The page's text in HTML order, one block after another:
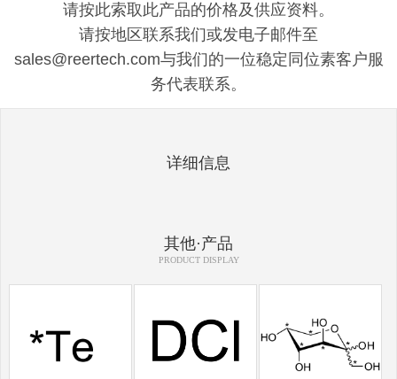
请按此索取此产品的价格及供应资料。
请按地区联系我们或发电子邮件至
sales@reertech.com与我们的一位稳定同位素客户服
务代表联系。
详细信息
其他·产品
PRODUCT DISPLAY